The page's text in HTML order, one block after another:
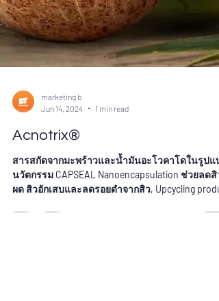
Jun 14, 2024
Acnotrix®
สารสกัดจากมะพร้าวและน้ำมันอะโวคาโดในรูปแบ